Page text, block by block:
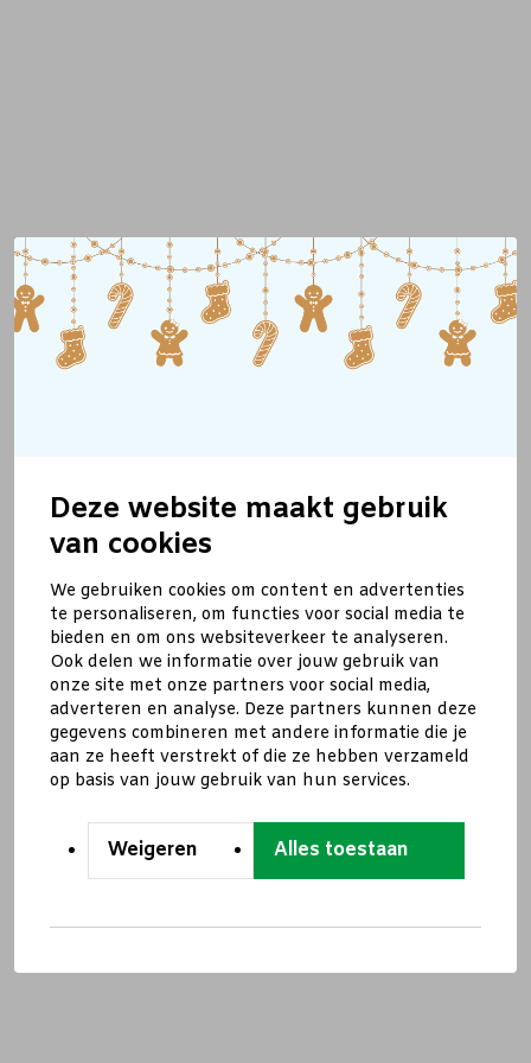
Deze website maakt gebruik
van cookies
We gebruiken cookies om content en advertenties
te personaliseren, om functies voor social media te
bieden en om ons websiteverkeer te analyseren.
Ook delen we informatie over jouw gebruik van
onze site met onze partners voor social media,
adverteren en analyse. Deze partners kunnen deze
gegevens combineren met andere informatie die je
aan ze heeft verstrekt of die ze hebben verzameld
op basis van jouw gebruik van hun services.
Weigeren Alles toestaan